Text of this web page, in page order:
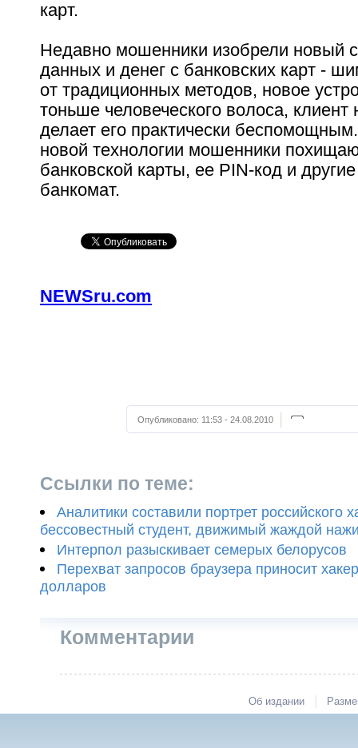
карт.
Недавно мошенники изобрели новый
данных и денег с банковских карт -
от традиционных методов, новое
тоньше человеческого волоса, клиент
делает его практически
новой технологии мошенники
банковской карты, ее PIN-код и
банкомат.
NEWSru.com
Опубликовано: 11:53 - 24.08.2010
Ссылки по теме:
Аналитики составили портрет российского
бессовестный студент, движимый жаждой
Интерпол разыскивает семерых белорусов
Перехват запросов браузера приносит
долларов
Комментарии
Об издании |